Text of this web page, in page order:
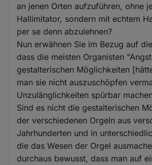
an jenen Orten aufzuführen, ohne
Hallimitator, sondern mit echtem
per se denn abzulehnen?
Nun erwähnen Sie im Bezug auf
dass die meisten Organisten
gestalterischen Möglichkeiten
man sie nicht auszuschöpfen
Unzulänglichkeiten spürbar
Sind es nicht die gestalterischen
der verschiedenen Orgeln aus
Jahrhunderten und in
die das Wesen der Orgel
durchaus bewusst, dass man auf